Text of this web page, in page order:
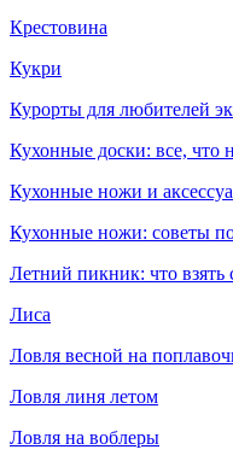
Крестовина
Кукри
Курорты для любителей
Кухонные доски: все, что
Кухонные ножи и
Кухонные ножи: советы
Летний пикник: что взять
Лиса
Ловля весной на
Ловля линя летом
Ловля на воблеры